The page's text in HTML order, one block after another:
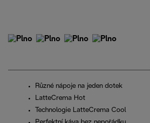
Různé nápoje na jeden dotek
LatteCrema Hot
Technologie LatteCrema Cool